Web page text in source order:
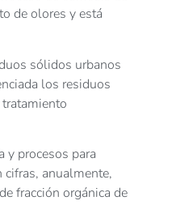
de olores y está
sólidos urbanos
los residuos
y procesos para
cifras, anualmente,
fracción orgánica de